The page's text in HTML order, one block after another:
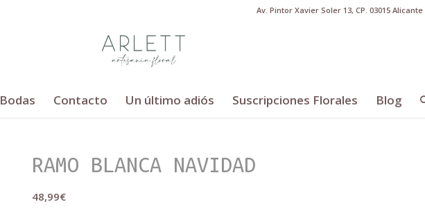
Av. Pintor Xavier Soler 13, CP. 03015
Bodas Contacto Un último adiós Suscripciones Florales Blog
RAMO BLANCA NAVIDAD
48,99€